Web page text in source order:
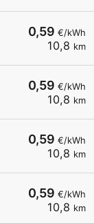
0,59 €/kWh
10,8 km
0,59 €/kWh
10,8 km
0,59 €/kWh
10,8 km
0,59 €/kWh
10,8 km